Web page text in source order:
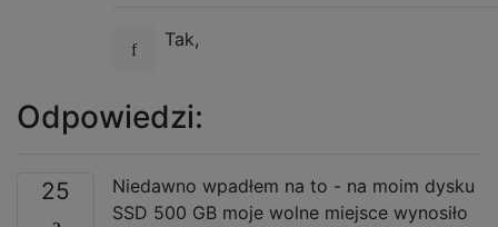
Tak,
Odpowiedzi:
25
Niedawno wpadłem na to - na moim dysku
SSD 500 GB moje wolne miejsce wynosiło